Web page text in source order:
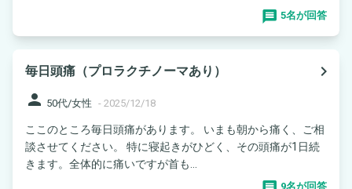
5名が回答
毎日頭痛（プロラクチノーマあり）
navigate_next
person 50代/女性 - 2025/12/18
ここのところ毎日頭痛があります。 いまも朝から痛く、ご相
談させてください。 特に寝起きがひどく、その頭痛が1日続
きます。全体的に痛いですが首も...
9名が回答